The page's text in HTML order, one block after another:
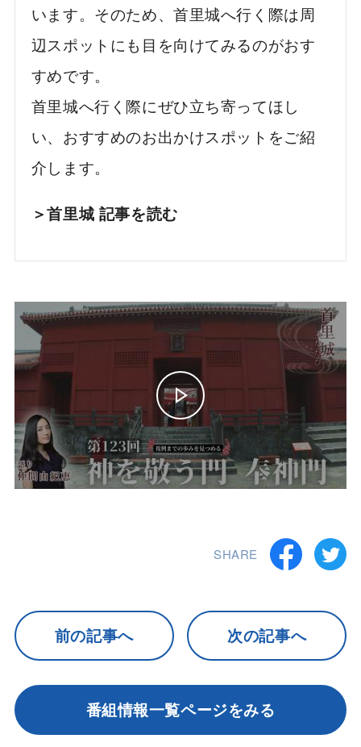
います。そのため、首里城へ行く際は周
辺スポットにも目を向けてみるのがおす
すめです。
首里城へ行く際にぜひ立ち寄ってほし
い、おすすめのお出かけスポットをご紹
介します。
＞首里城 記事を読む
SHARE
前の記事へ 次の記事へ
番組情報一覧ページをみる